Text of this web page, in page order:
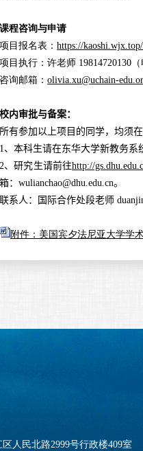
课程咨询与申请
项目报名表： https://
项目执行：许老师 19814720130
咨询邮箱： olivia.xu@uchain-
校内审批与备案：
所有参加以上项目的同学，均须
1、本科生请在东华大学新教务系
2、研究生请前往http://
箱： wulianchao@dhu.edu.cn。
联系人：国际合作处段老师
附件：美国宾夕法尼亚大学学
人民北路2999号行政楼409室